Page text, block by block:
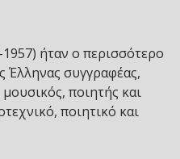
ήταν ο περισσότερο
Έλληνας συγγραφέας,
ποιητής και
ποιητικό και